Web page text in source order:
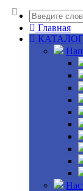
Главная
КАТАЛОГ